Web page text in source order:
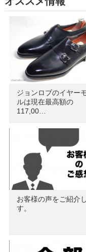
ジョンロブのイヤー
ルは現在最高額の
117,00…
お客様の声をご紹介
す。